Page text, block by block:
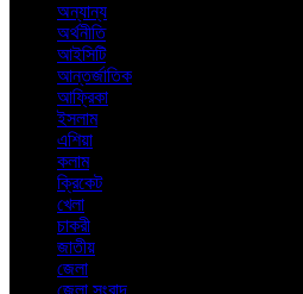
অন্যান্য
অর্থনীতি
আইসিটি
আন্তর্জাতিক
আফ্রিকা
ইসলাম
এশিয়া
কলাম
ক্রিকেট
খেলা
চাকরী
জাতীয়
জেলা
জেলা সংবাদ